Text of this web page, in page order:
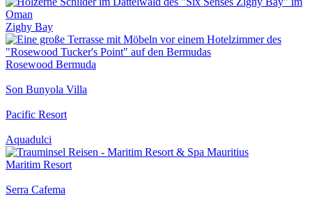
Zighy Bay
Rosewood Bermuda
Son Bunyola Villa
Pacific Resort
Aquadulci
Maritim Resort
Serra Cafema